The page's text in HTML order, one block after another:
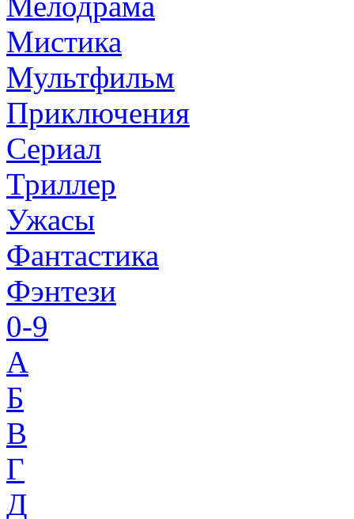
Мистика
Мультфильм
Приключения
Сериал
Триллер
Ужасы
Фантастика
Фэнтези
0-9
A
Б
В
Г
Д